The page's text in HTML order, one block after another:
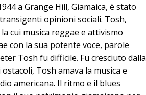
a Grange Hill, Giamaica, è stato
opinioni sociali. Tosh,
cui musica reggae e attivismo
con la sua potente voce, parole
Tosh fu difficile. Fu cresciuto dalla
Tosh amava la musica e
americana. Il ritmo e il blues